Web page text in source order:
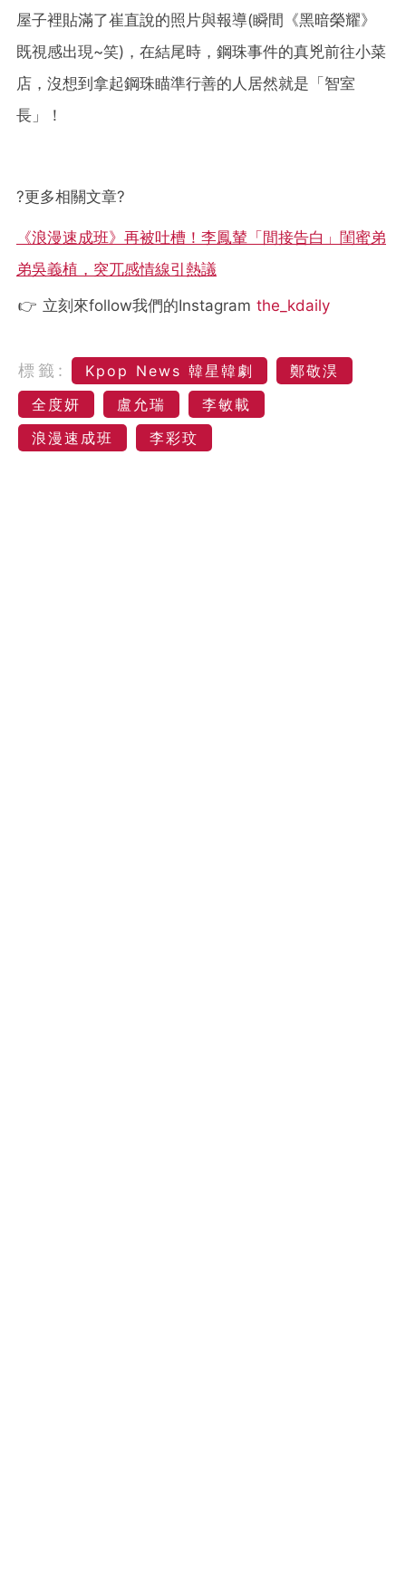
屋子裡貼滿了崔直說的照片與報導(瞬間《黑暗榮耀》
既視感出現~笑)，在結尾時，鋼珠事件的真兇前往小菜
店，沒想到拿起鋼珠瞄準行善的人居然就是「智室
長」！
?更多相關文章?
《浪漫速成班》再被吐槽！李鳳輦「間接告白」閨蜜弟
弟吳義植，突兀感情線引熱議
👉 立刻來follow我們的Instagram the_kdaily
標籤: Kpop News 韓星韓劇
鄭敬淏
全度妍
盧允瑞
李敏載
浪漫速成班
李彩玟